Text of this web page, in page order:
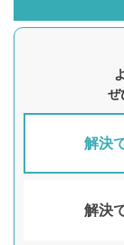
ぜ
解決
解決